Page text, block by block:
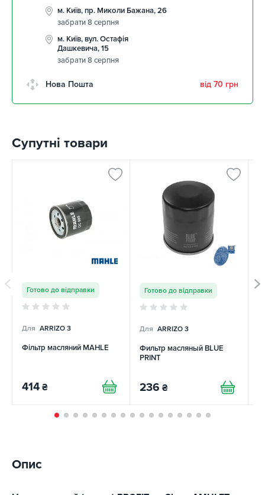
м. Київ, пр. Миколи Бажана, 26
забрати 8 серпня
м. Київ, вул. Остафія
Дашкевича, 15
забрати 8 серпня
Нова Пошта від 70 грн
Супутні товари
Готово до відправки
Для ARRIZO 3
Фільтр масляний MAHLE
414 ₴
Готово до відправки
Для ARRIZO 3
Фильтр масляный BLUE
PRINT
236 ₴
Опис